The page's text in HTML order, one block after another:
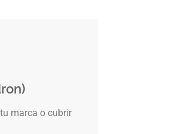
marca o cubrir